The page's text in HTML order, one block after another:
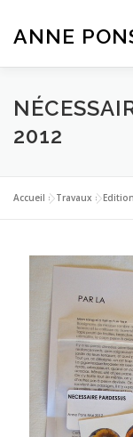
contenu
ANNE
ACTUALITÉ
2012
Accueil »Travaux »Edition